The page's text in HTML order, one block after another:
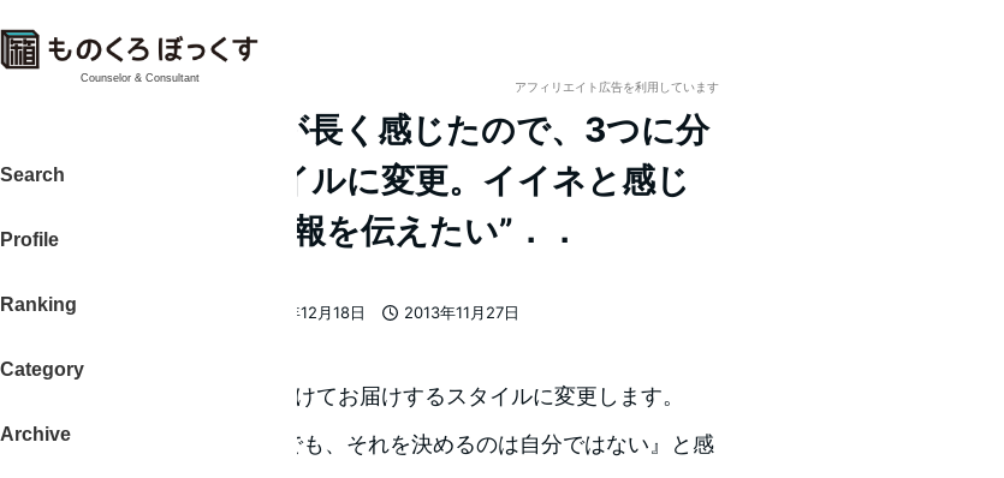
Counselor & Consultant
Search
Profile
Ranking
Category
Archive
アフィリエイト広告を利用しています
『ものレポ』記事が長く感じたので、3つに分
割してお届けスタイルに変更。イイネと感じ
てもらえるよう”情報を伝えたい”．．
2013年12月18日
2013年11月27日
者
大東 信仁（ものくろ）
本日より、ものレボを3つに分けてお届けするスタイルに変更します。
『情報として多すぎないか？でも、それを決めるのは自分ではない』と感